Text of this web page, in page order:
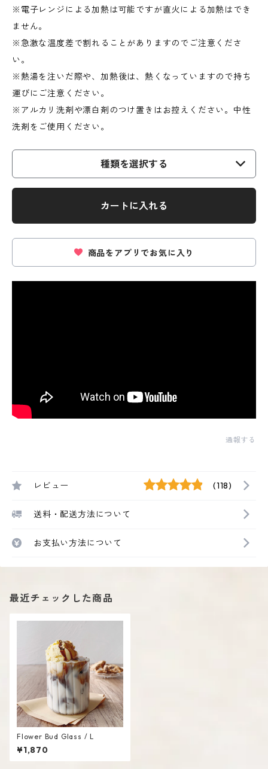
※電子レンジによる加熱は可能ですが直火による加熱はでき
ません。
※急激な温度差で割れることがありますのでご注意くださ
い。
※熱湯を注いだ際や、加熱後は、熱くなっていますので持ち
運びにご注意ください。
※アルカリ洗剤や漂白剤のつけ置きはお控えください。中性
洗剤をご使用ください。
種類を選択する
カートに入れる
商品をアプリでお気に入り
通報する
レビュー (118)
送料・配送方法について
お支払い方法について
最近チェックした商品
Flower Bud Glass / L
¥1,870